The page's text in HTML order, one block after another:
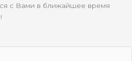
с Вами в ближайшее время